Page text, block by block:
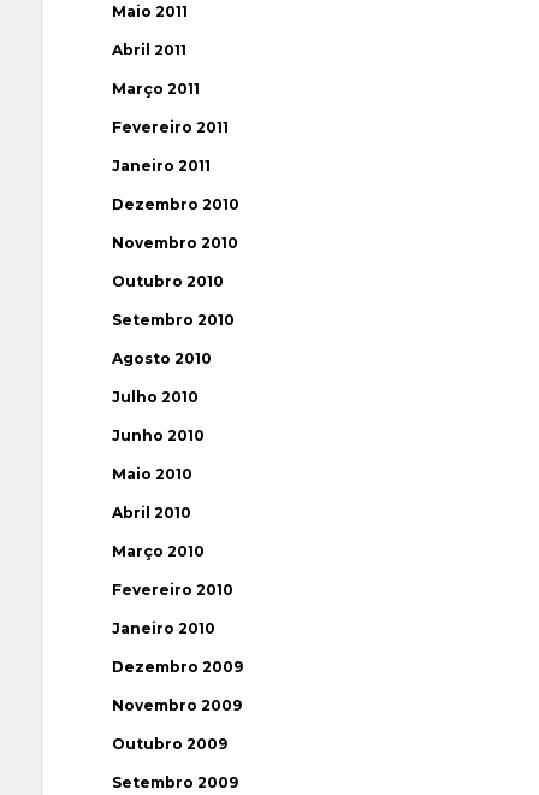
Maio 2011
Abril 2011
Março 2011
Fevereiro 2011
Janeiro 2011
Dezembro 2010
Novembro 2010
Outubro 2010
Setembro 2010
Agosto 2010
Julho 2010
Junho 2010
Maio 2010
Abril 2010
Março 2010
Fevereiro 2010
Janeiro 2010
Dezembro 2009
Novembro 2009
Outubro 2009
Setembro 2009